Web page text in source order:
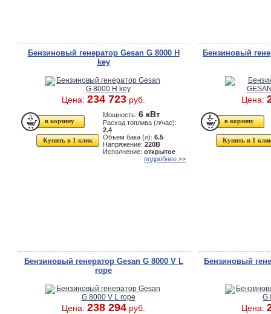
Бензиновый генератор Gesan G 8000 H
key
Цена: 234 723 руб.
Купить в 1 клик
Мощность: 6 кВт
Расход топлива (л/час):
2.4
Объем бака (л): 6.5
Напряжение: 220В
Исполнение: открытое
подробнее >>
Бензиновый
Цена:
Купить в 1
Бензиновый генератор Gesan G 8000 V L
rope
Цена: 238 294 руб.
Бензиновый
Цена: